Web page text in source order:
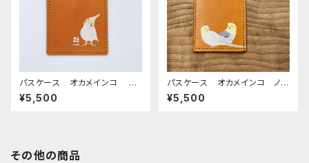
パスケース オカメインコ ル
チノー キャメル おかめいん
こ ぽわんシリーズ
¥5,500
パスケース オカメインコ ノー
マル & ルチノー A キャメ
ル おかめいんこ
¥5,500
その他の商品